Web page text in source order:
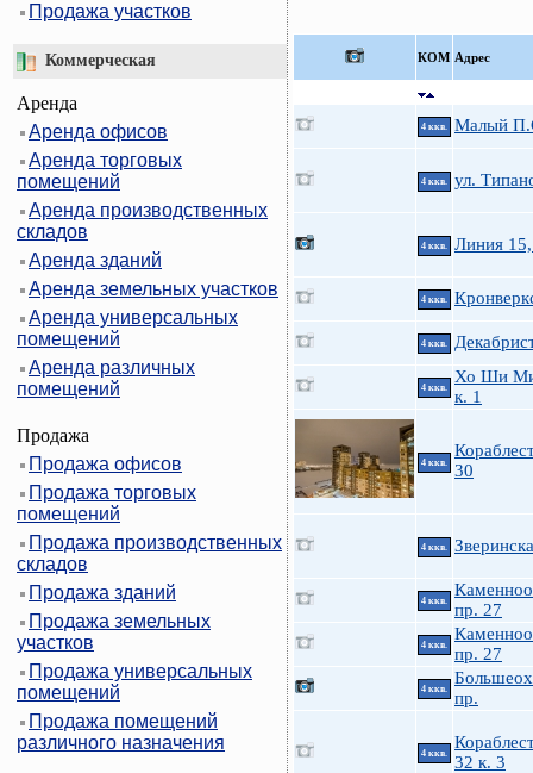
Продажа участков
Коммерческая
Аренда
Аренда офисов
Аренда торговых
помещений
Аренда производственных
складов
Аренда зданий
Аренда земельных участков
Аренда универсальных
помещений
Аренда различных
помещений
Продажа
Продажа офисов
Продажа торговых
помещений
Продажа производственных
складов
Продажа зданий
Продажа земельных
участков
Продажа универсальных
помещений
Продажа помещений
различного назначения
КOМ Адрес
4 ккв. Малый
4 ккв. ул.
4 ккв. Линия
4 ккв.
4 ккв.
4 ккв.
Хо Ши
к. 1
4 ккв.
30
4 ккв.
4 ккв.
пр. 27
4 ккв.
пр. 27
4 ккв.
пр.
4 ккв.
32 к. 3